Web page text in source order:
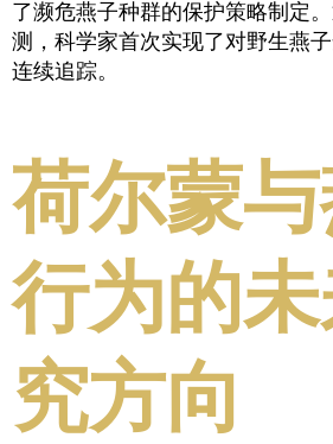
了濒危燕子种群的保护策略制定
测，科学家首次实现了对野生燕
连续追踪。
荷尔蒙
行为的
究方向